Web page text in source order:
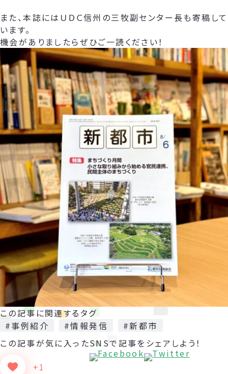
また、本誌にはＵＤＣ信州の三牧副センター長も寄稿して
います。
機会がありましたらぜひご一読ください！
この記事に関連するタグ
#事例紹介
#情報発信
#新都市
この記事が気に入った
+1
SNSで記事をシェアしよう！